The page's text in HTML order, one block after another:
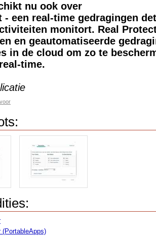
nu ook over
- een real-time gedragingen
monitort. Real
en geautomatiseerde
in de cloud om zo te
time.
(PortableApps)